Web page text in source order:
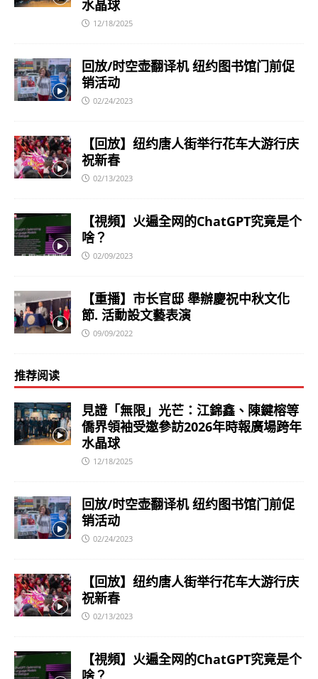
水晶球
12/18/2025
回放/时空壶翻译机 纽约图书馆门前促
销活动
02/24/2023
【回放】纽约唐人街举行花车大游行庆
祝新春
02/13/2023
【視頻】火遍全网的ChatGPT究竟是个
啥？
02/09/2023
【重播】市长官邸 舉辦慶祝中秋文化
節. 活動設文藝表演
09/09/2022
推荐阅读
見證「無限」光芒：江錦鑫、陳鍵榕等
僑界領袖受邀參訪2026年時報廣場跨年
水晶球
12/18/2025
回放/时空壶翻译机 纽约图书馆门前促
销活动
02/24/2023
【回放】纽约唐人街举行花车大游行庆
祝新春
02/13/2023
【視頻】火遍全网的ChatGPT究竟是个
啥？